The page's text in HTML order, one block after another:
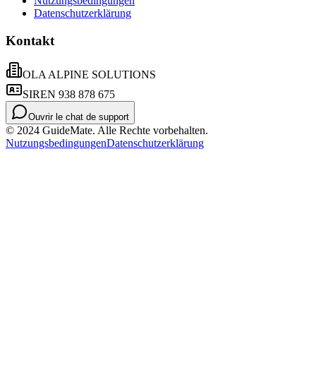
Datenschutzerklärung
Kontakt
OLA ALPINE SOLUTIONS
SIREN 938 878 675
Ouvrir le chat de support
© 2024 GuideMate. Alle Rechte vorbehalten.
NutzungsbedingungenDatenschutzerklärung